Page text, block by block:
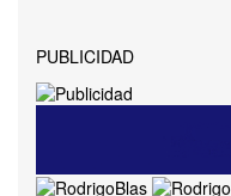
PUBLICIDAD